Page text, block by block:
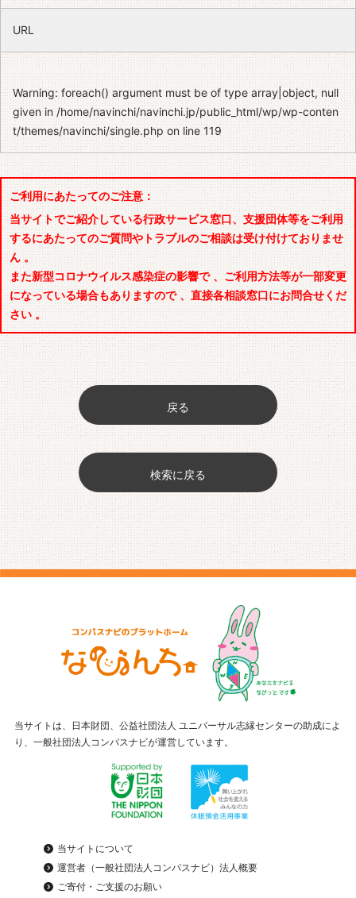
URL
Warning: foreach() argument must be of type array|object, null
given in/home/navinchi/navinchi.jp/public_html/wp/wp-conten
t/themes/navinchi/single.php on line119
ご利用にあたってのご注意：
当サイトでご紹介している行政サービス窓口、支援団体等をご利用
するにあたってのご質問やトラブルのご相談は受け付けておりませ
ん 。
また新型コロナウイルス感染症の影響で 、ご利用方法等が一部変更
になっている場合もありますので 、直接各相談窓口にお問合せくだ
さい 。
戻る
検索に戻る
当サイトは、日本財団、公益社団法人 ユニバーサル志縁センターの助成によ
り、一般社団法人コンパスナビが運営しています。
当サイトについて
運営者（一般社団法人コンパスナビ）法人概要
ご寄付・ご支援のお願い